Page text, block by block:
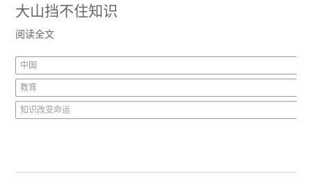
大山挡不住知识
阅读全文
中国
教育
知识改变命运